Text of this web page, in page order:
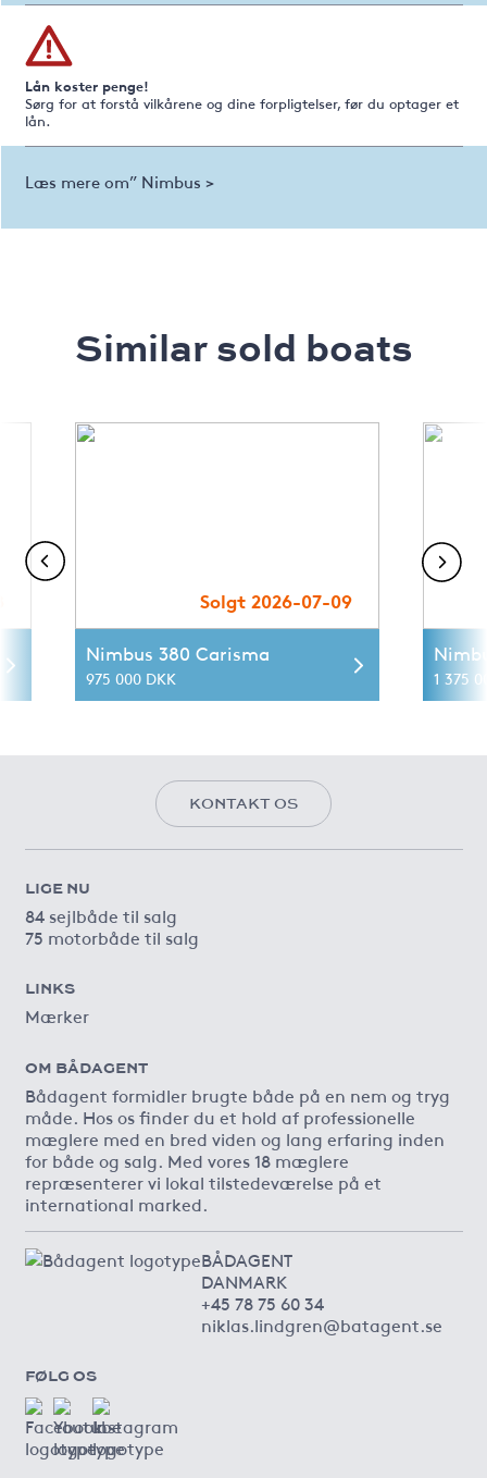
Lån koster penge!
Sørg for at forstå vilkårene og dine forpligtelser, før du optager et
lån.
Læs mere om” Nimbus >
Similar sold boats
Solgt 2026-07-09
Nimbus 380 Carisma
975 000 DKK 1 375
KONTAKT OS
LIGE NU
84 sejlbåde til salg
75 motorbåde til salg
LINKS
Mærker
OM BÅDAGENT
Bådagent formidler brugte både på en nem og tryg
måde. Hos os finder du et hold af professionelle
mæglere med en bred viden og lang erfaring inden
for både og salg. Med vores 18 mæglere
repræsenterer vi lokal tilstedeværelse på et
international marked.
BÅDAGENT
DANMARK
+45 78 75 60 34
niklas.lindgren@batagent.se
FØLG OS